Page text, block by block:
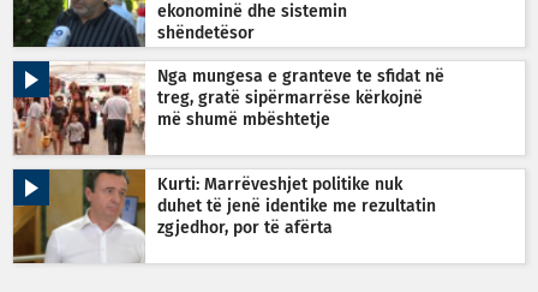
ekonominë dhe sistemin
shëndetësor
Nga mungesa e granteve te sfidat në
treg, gratë sipërmarrëse kërkojnë
më shumë mbështetje
Kurti: Marrëveshjet politike nuk
duhet të jenë identike me rezultatin
zgjedhor, por të afërta